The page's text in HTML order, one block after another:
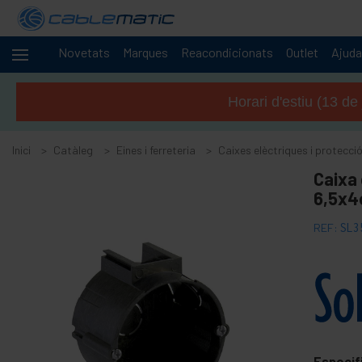
Novetats Marques Reacondicionats Outlet Ajuda
Cables +
servidors
+
Fotografia +
Eines i
ferreteria
Accessoris sòls, portes i finestres
Horari d'estiu (13
Inici Catàleg Eines i ferreteria Caixes elèctriques i protecció
REF: